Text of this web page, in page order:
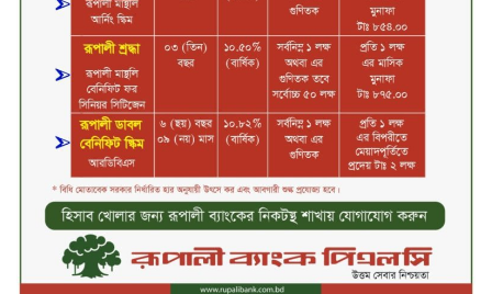
সিলেট ওসমানী বিমানবন্দরে সালাম
এয়ার চালু হচ্ছে ১লা সেপ্টেম্বর হতে